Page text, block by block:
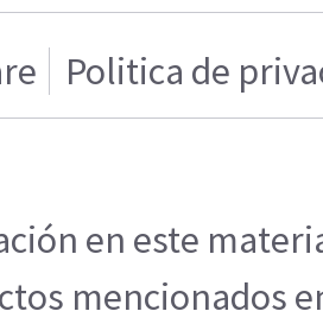
Politica de
en este
mencionados